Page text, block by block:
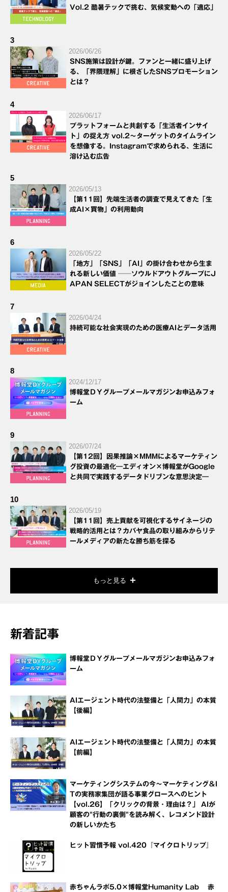
Vol.2 酷暑テックで挑む、気候変動への「適応」
3
2026/06/26
SNS施策は設計が鍵。ファンと一緒に盛り上げ
る、「界隈理解」に根ざしたSNSプロモーション
とは？
4
2026/06/17
プラットフォームと共創する「生活者インサイ
ト」の捉え方 vol.2～ターゲットのタイムライン
を想像する。Instagramで求められる、生活に
溶け込む広告
5
2026/05/13
【第11回】先端生活者の調査で見えてきた「生
成AI×買物」の利用動向
6
2026/05/22
「地方」「SNS」「AI」の掛け合わせから生ま
れる新しい価値 ──ソウルドアウトグループにJ
APAN SELECTがジョインしたことの意味
7
2026/04/24
持続可能な社会実現のための医療AIとデータ活用
8
2024/12/17
博報堂ＤＹグループメールマガジンお申込みフォ
ーム
9
2026/07/24
【第12回】因果推論×MMMによるマーケティン
グ投資の最適化―エディオン×博報堂がGoogle
と共同で実践するデータドリブンな意思決定―
10
2026/05/19
【第11回】売上貢献を可視化するサイネージの
戦略的活用とは？カバヤ食品の取り組みからリテ
ールメディアの新たな勝ち筋を探る
もっと見る
新着記事
博報堂ＤＹグループメールマガジンお申込みフォ
ーム
AIエージェント時代の法整備と「人間力」の本質
【後編】
AIエージェント時代の法整備と「人間力」の本質
【前編】
マーケティングシステムの今～マーケティング＆I
Tの実務家集団が語る事業グロースへのヒント
【vol.26】「クリックの背景・理由は？」 AIが
顧客の"行動の裏側"を読み解く、レコメンド設計
の新しいかたち
ヒット習慣予報 vol.420『マイクロトリップ』
赤ちゃんラボ5.0×博報堂Humanity Lab 赤